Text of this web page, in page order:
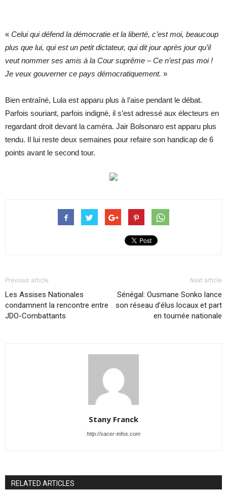
« Celui qui défend la démocratie et la liberté, c’est moi, beaucoup
plus que lui, qui est un petit dictateur, qui dit jour après jour qu’il
veut nommer ses amis à la Cour suprême – Ce n’est pas moi !
Je veux gouverner ce pays démocratiquement. »
Bien entraîné, Lula est apparu plus à l’aise pendant le débat.
Parfois souriant, parfois indigné, il s’est adressé aux électeurs en
regardant droit devant la caméra. Jair Bolsonaro est apparu plus
tendu. Il lui reste deux semaines pour refaire son handicap de 6
points avant le second tour.
Previous article
Les Assises Nationales
condamnent la rencontre entre
JDO-Combattants
Next article
Sénégal: Ousmane Sonko lance
son réseau d’élus locaux et part
en tournée nationale
Stany Franck
http://sacer-infos.com
RELATED ARTICLES